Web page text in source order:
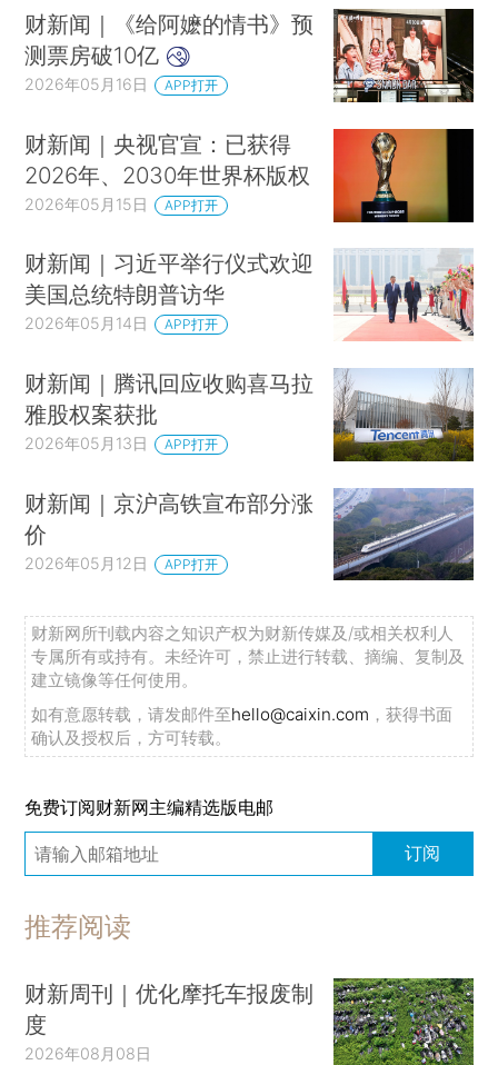
第四冠到手，张雪：“开始习惯拿冠军了怎么办？”
算力网要来了
国内首批103号高标号赛级汽油正式投用
大熊猫“家和”不幸离世，长隆通报
三星电子会长李在镕，公开道歉
因以色列参赛，西班牙、荷兰、爱尔兰、冰岛、斯洛文尼亚五国抵制欧洲歌唱大赛，桑切斯发声
财新闻｜《给阿嬷的情书》预
测票房破10亿
2026年05月16日 APP打开
财新闻｜央视官宣：已获得
2026年、2030年世界杯版权
2026年05月15日 APP打开
财新闻｜习近平举行仪式欢迎
美国总统特朗普访华
2026年05月14日 APP打开
财新闻｜腾讯回应收购喜马拉
雅股权案获批
2026年05月13日 APP打开
财新闻｜京沪高铁宣布部分涨
价
2026年05月12日 APP打开
财新网所刊载内容之知识产权为财新传媒及/或相关权利人
专属所有或持有。未经许可，禁止进行转载、摘编、复制及
建立镜像等任何使用。
如有意愿转载，请发邮件至hello@caixin.com ，获得书面
确认及授权后，方可转载。
免费订阅财新网主编精选版电邮
订阅
推荐阅读
财新周刊｜优化摩托车报废制
度
2026年08月08日